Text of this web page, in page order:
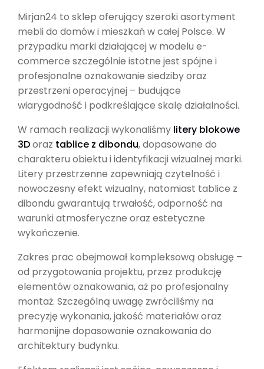
Mirjan24 to sklep oferujący szeroki asortyment
mebli do domów i mieszkań w całej Polsce. W
przypadku marki działającej w modelu e-
commerce szczególnie istotne jest spójne i
profesjonalne oznakowanie siedziby oraz
przestrzeni operacyjnej – budujące
wiarygodność i podkreślające skalę działalności.
W ramach realizacji wykonaliśmy litery blokowe
3Doraz tablice z dibondu, dopasowane do
charakteru obiektu i identyfikacji wizualnej marki.
Litery przestrzenne zapewniają czytelność i
nowoczesny efekt wizualny, natomiast tablice z
dibondu gwarantują trwałość, odporność na
warunki atmosferyczne oraz estetyczne
wykończenie.
Zakres prac obejmował kompleksową obsługę –
od przygotowania projektu, przez produkcję
elementów oznakowania, aż po profesjonalny
montaż. Szczególną uwagę zwróciliśmy na
precyzję wykonania, jakość materiałów oraz
harmonijne dopasowanie oznakowania do
architektury budynku.